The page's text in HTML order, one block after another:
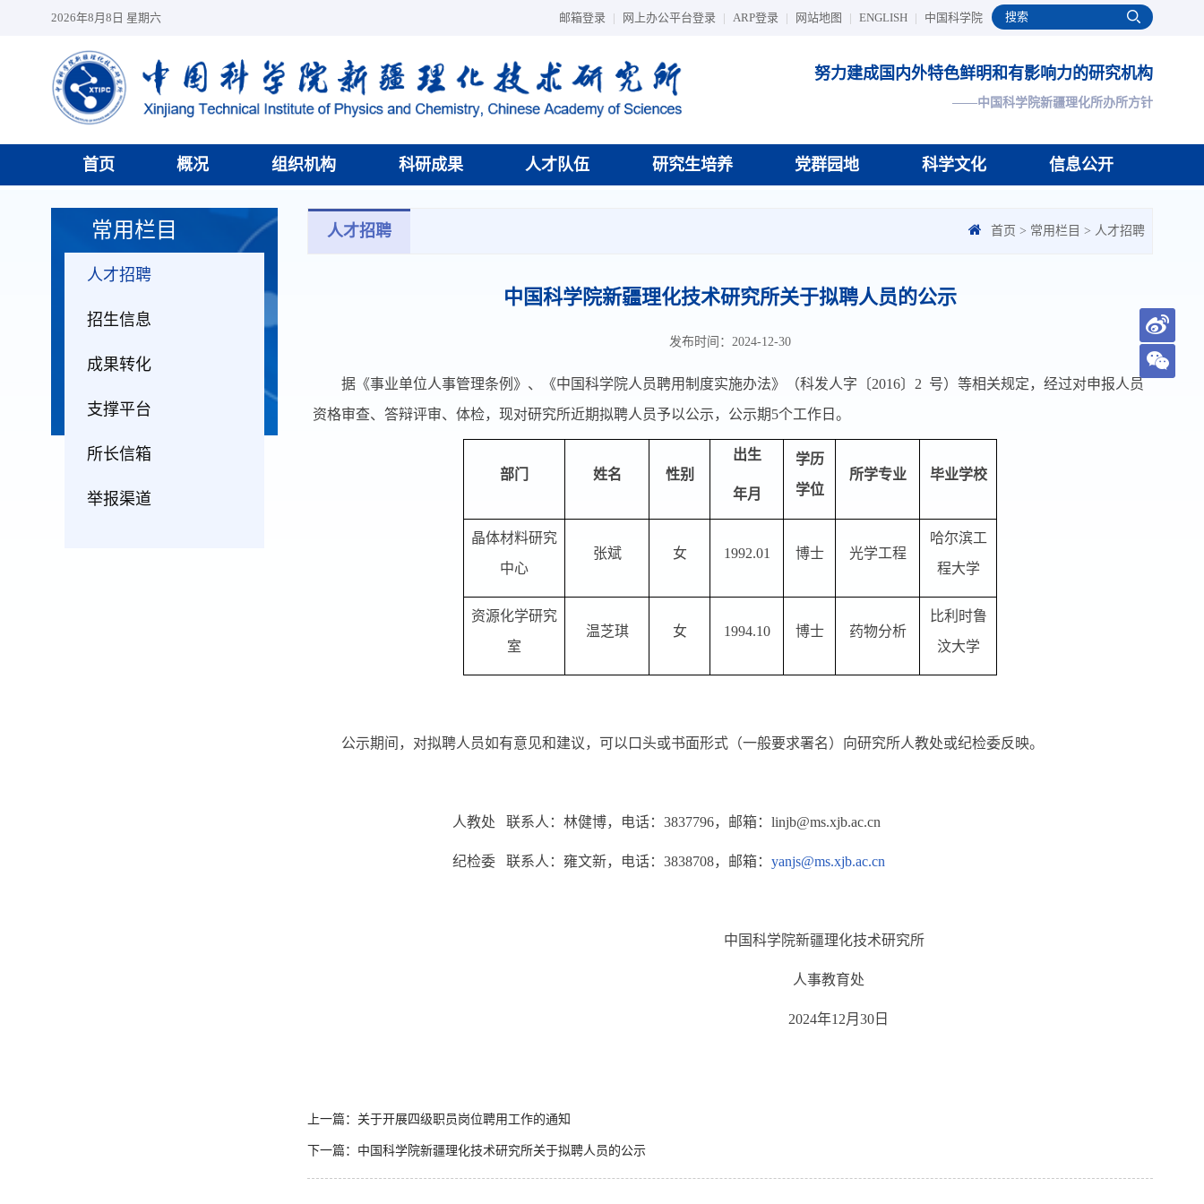
2026年8月8日 星期六 邮箱登录 | 网上办公平台登录 | ARP登录 | 网站地图 | ENGLISH | 中国科学院
努力建成国内外特色鲜明和有影响力的研究机构
——中国科学院新疆理化所办所方针
首页 概况 组织机构 科研成果 人才队伍 研究生培养 党群园地 科学文化 信息公开
常用栏目
人才招聘
招生信息
成果转化
支撑平台
所长信箱
举报渠道
人才招聘 首页 > 常用栏目 > 人才招聘
中国科学院新疆理化技术研究所关于拟聘人员的公示
发布时间：2024-12-30
据《事业单位人事管理条例》、《中国科学院人员聘用制度实施办法》（科发人字〔2016〕 2 号）等相关规定，经过对申报人员
资格审查、答辩评审、体检，现对研究所近期拟聘人员予以公示，公示期5个工作日。
部门 姓名 性别
出生
年月
学历
学位
所学专业 毕业学校
晶体材料研究
中心
张斌 女 1992.01 博士 光学工程
哈尔滨工
程大学
资源化学研究
室
温芝琪 女 1994.10 博士 药物分析
比利时鲁
汶大学
公示期间，对拟聘人员如有意见和建议，可以口头或书面形式（一般要求署名）向研究所人教处或纪检委反映。
人教处 联系人：林健博，电话：3837796，邮箱：linjb@ms.xjb.ac.cn
纪检委 联系人：雍文新，电话：3838708，邮箱：yanjs@ms.xjb.ac.cn
中国科学院新疆理化技术研究所
人事教育处
2024年12月30日
上一篇：关于开展四级职员岗位聘用工作的通知
下一篇：中国科学院新疆理化技术研究所关于拟聘人员的公示